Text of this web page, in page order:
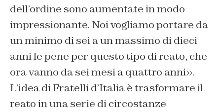
dell’ordine sono aumentate in modo
impressionante. Noi vogliamo portare da
un minimo di sei a un massimo di dieci
anni le pene per questo tipo di reato, che
ora vanno da sei mesi a quattro anni».
L’idea di Fratelli d’Italia è trasformare il
reato in una serie di circostanze